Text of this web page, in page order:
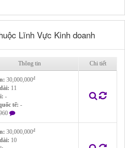
Lĩnh Vực Kinh doanh
Thông tin Chi tiết
30,000,000đ
11
-
tế: -
30,000,000đ
10